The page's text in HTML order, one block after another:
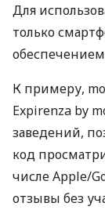
Для
только
К примеру,
Expirenza by
заведений,
код
числе Apple/
отзывы без